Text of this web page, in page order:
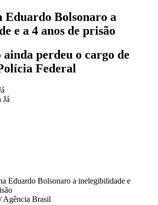
Eduardo Bolsonaro a
e a 4 anos de prisão
perdeu o cargo de
Federal
Agência Brasil